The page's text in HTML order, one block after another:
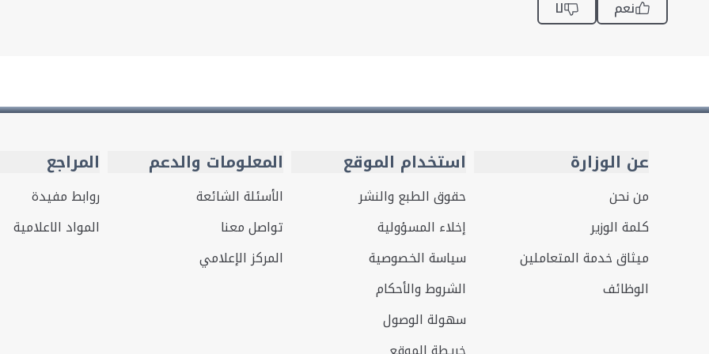
نعم لا
عن الوزارة
من نحن
كلمة الوزير
ميثاق خدمة المتعاملين
الوظائف
استخدام الموقع
حقوق الطبع والنشر
إخلاء المسؤولية
سياسة الخصوصية
الشروط والأحكام
سهولة الوصول
المعلومات والدعم
الأسئلة الشائعة
تواصل معنا
المركز الإعلامي
المراجع
روابط مفيدة
المواد الاعلامية